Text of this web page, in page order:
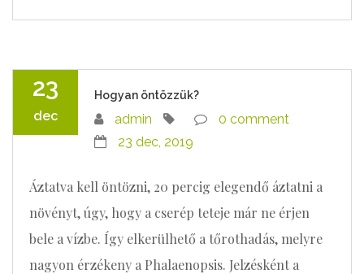
23
dec
Hogyan öntözzük?
admin
0 comment
23 dec, 2019
Áztatva kell öntözni, 20 percig elegendő áztatni a
növényt, úgy, hogy a cserép teteje már ne érjen
bele a vízbe. Így elkerülhető a tőrothadás, melyre
nagyon érzékeny a Phalaenopsis. Jelzésként a